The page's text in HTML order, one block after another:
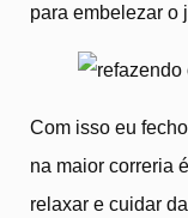
para embelezar o
Com isso eu
na maior correria
relaxar e cuidar